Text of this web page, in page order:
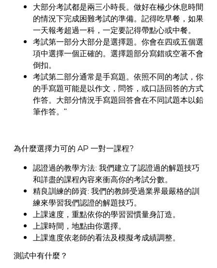
大部分考試都是兩三小時長。做好在極少休息時間
的情況下完成困難考試的準備。記得吃早餐，如果
一天報考超過一科，一定要記得帶點心或中餐。
考試第一部分大部分是選擇題。你會在四或五個選
項中選擇一個正確的。選擇題部分寫錯或空著不會
倒扣。
考試第二部分通常是手寫題。依照不同的考試，你
的手寫題可能是以作文，問答，或口語回答的方式
作答。大部分情況手寫題回答會在不同試題本以鉛
筆作答。"
為什麼選擇力可的 AP 一對一課程?
認證過的教學方法: 我們建立了認證過的解題技巧
和詳盡的課程內容來衝高你的考試分數。
精良訓練的師資: 我們的教師受過業界最嚴格的訓
練來學習我們認證的解題技巧。
上課速度，重點依你的學習習慣量身訂造。
上課時間，地點由你選擇。
上課進度依老師的看法及模擬考成績調整。
測試中有什麼？